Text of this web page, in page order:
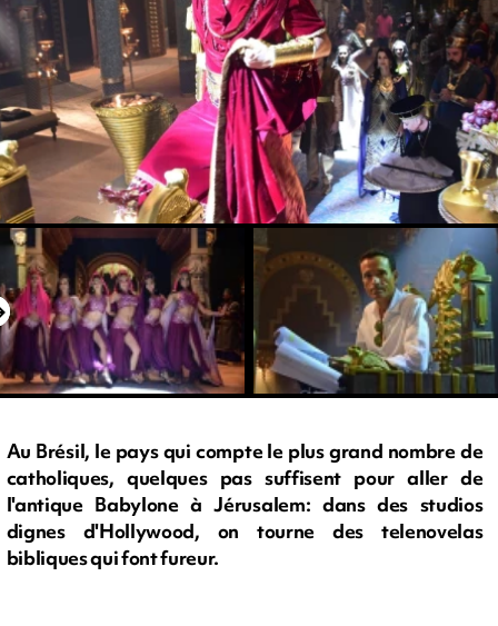
Au Brésil, le pays qui compte le plus grand nombre de
catholiques, quelques pas suffisent pour aller de
l'antique Babylone à Jérusalem: dans des studios
dignes d'Hollywood, on tourne des telenovelas
bibliques qui font fureur.